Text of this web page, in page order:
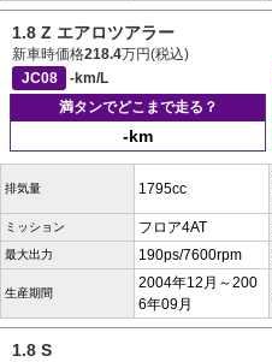
1.8 Z エアロツアラー
新車時価格218.4万円(税込)
JC08
-km/L
満タンでどこまで走る？
-km
排気量 1795cc
ミッション フロア4AT
最大出力 190ps/7600rpm
生産期間
2004年12月～200
6年09月
1.8 S